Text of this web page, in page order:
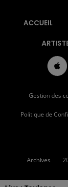
ACCUEIL
Gestion des
Politique de
Archives